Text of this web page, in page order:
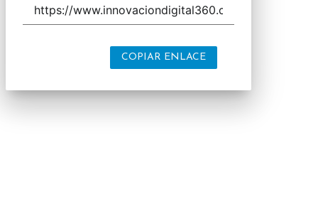
COPIAR ENLACE